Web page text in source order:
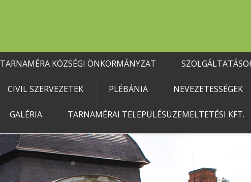
TARNAMÉRA KÖZSÉGI ÖNKORMÁNYZAT
CIVIL SZERVEZETEK PLÉBÁNIA NEVEZETESSÉGEK
GALÉRIA TARNAMÉRAI TELEPÜLÉSÜZEMELTETÉSI KFT.